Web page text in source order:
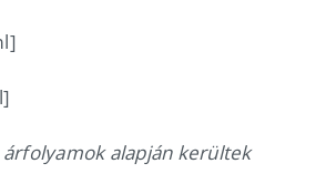
árfolyamok alapján kerültek